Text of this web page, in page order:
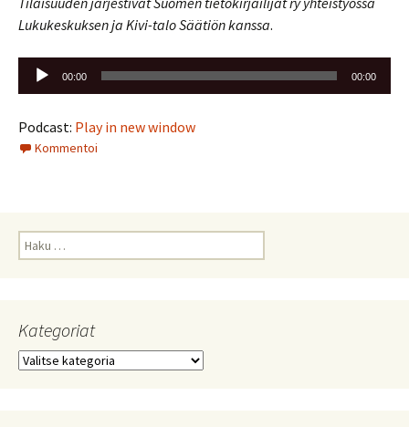
Lukukeskuksen ja Kivi-talo Säätiön kanssa.
Äänitoistin
00:00 00:00
Podcast: Play in new window
Kommentoi
Haku:
Kategoriat
Kategoriat